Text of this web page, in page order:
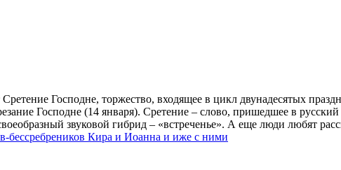
Сретение Господне, торжество, входящее в цикл двунадесятых
Господне (14 января). Сретение – слово, пришедшее в
звуковой гибрид – «встреченье». А еще люди любят